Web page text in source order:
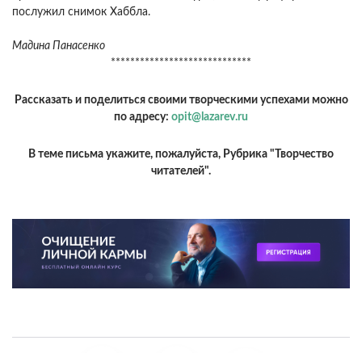
послужил снимок Хаббла.
Мадина Панасенко
*****************************
Рассказать и поделиться своими творческими успехами можно
по адресу: opit@lazarev.ru
В теме письма укажите, пожалуйста, Рубрика "Творчество
читателей".